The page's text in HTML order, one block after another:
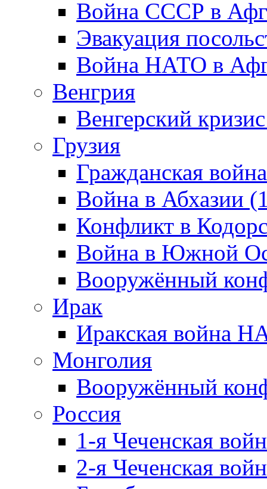
Война СССР в
Эвакуация
Война НАТО в
Венгрия
Венгерский
Грузия
Гражданская
Война в Абхазии
Конфликт в
Война в Южной
Вооружённый
Ирак
Иракская война
Монголия
Вооружённый
Россия
1-я Чеченская
2-я Чеченская